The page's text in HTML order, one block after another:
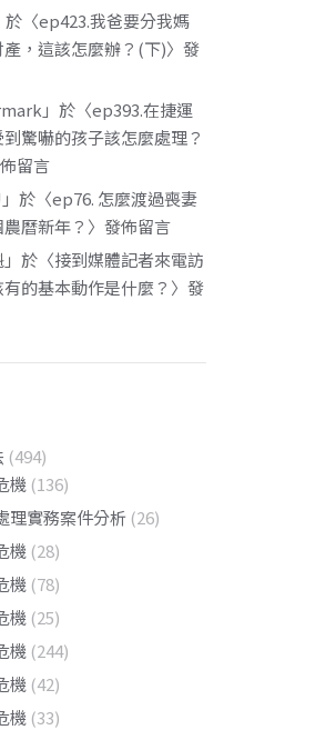
於〈ep423.我爸要分我媽
產，這該怎麼辦？(下)〉發
」於〈ep393.在捷運
到驚嚇的孩子該怎麼處理？
留言
」於〈ep76. 怎麼渡過喪妻
曆新年？ 〉發佈留言
」於〈接到媒體記者來電訪
的基本動作是什麼？ 〉發
(494)
機 (136)
理實務案件分析 (26)
機 (28)
機 (78)
機 (25)
機 (244)
機 (42)
機 (33)